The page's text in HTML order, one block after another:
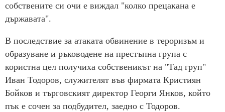
собствените си очи е виждал "колко прецакана е
държавата".
В последствие за атаката обвинение в тероризъм и
образуване и ръководене на престъпна група с
користна цел получиха собственикът на "Тад груп"
Иван Тодоров, служителят във фирмата Кристиян
Бойков и търговският директор Георги Янков, който
пък е сочен за подбудител, заедно с Тодоров.